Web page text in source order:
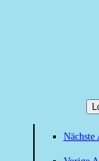
Nächste